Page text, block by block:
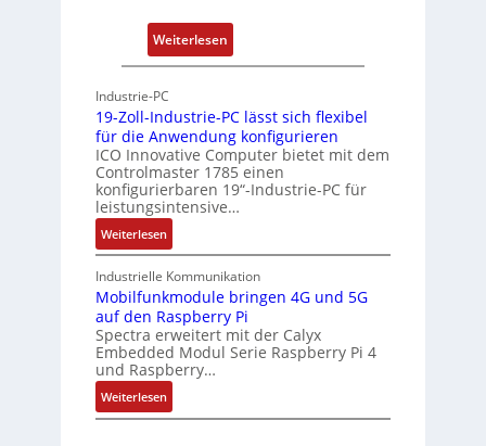
r
c
t
e
k
t
u
Weiterlesen:
P
s
i
c
a
I
a
n
d
E
Industrie-PC
19-Zoll-Industrie-PC lässt sich flexibel
für die Anwendung konfigurieren
ICO Innovative Computer bietet mit dem
Controlmaster 1785 einen
konfigurierbaren 19“-Industrie-PC für
leistungsintensive…
Weiterlesen:
1
9
-
Z
o
l
l
-
I
Industrielle Kommunikation
Mobilfunkmodule bringen 4G und 5G
auf den Raspberry Pi
Spectra erweitert mit der Calyx
Embedded Modul Serie Raspberry Pi 4
und Raspberry…
Weiterlesen:
M